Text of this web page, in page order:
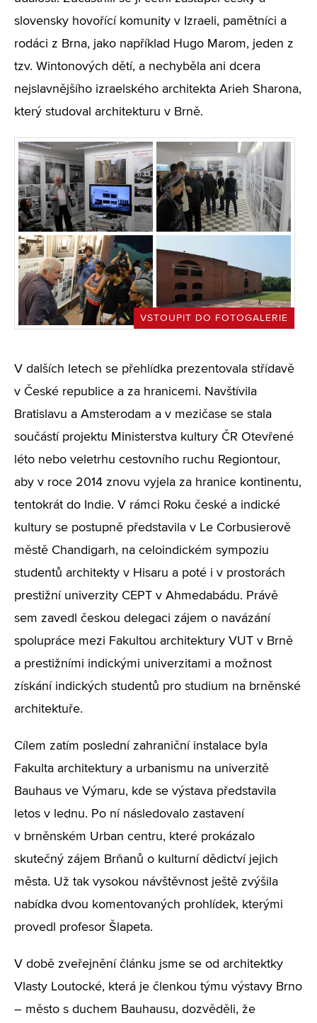
slovensky hovořící komunity v Izraeli, pamětníci a
rodáci z Brna, jako například Hugo Marom, jeden z
tzv. Wintonových dětí, a nechyběla ani dcera
nejslavnějšího izraelského architekta Arieh Sharona,
který studoval architekturu v Brně.
VSTOUPIT DO FOTOGALERIE
V dalších letech se přehlídka prezentovala střídavě
v České republice a za hranicemi. Navštívila
Bratislavu a Amsterodam a v mezičase se stala
součástí projektu Ministerstva kultury ČR Otevřené
léto nebo veletrhu cestovního ruchu Regiontour,
aby v roce 2014 znovu vyjela za hranice kontinentu,
tentokrát do Indie. V rámci Roku české a indické
kultury se postupně představila v Le Corbusierově
městě Chandigarh, na celoindickém sympoziu
studentů architekty v Hisaru a poté i v prostorách
prestižní univerzity CEPT v Ahmedabádu. Právě
sem zavedl českou delegaci zájem o navázání
spolupráce mezi Fakultou architektury VUT v Brně
a prestižními indickými univerzitami a možnost
získání indických studentů pro studium na brněnské
architektuře.
Cílem zatím poslední zahraniční instalace byla
Fakulta architektury a urbanismu na univerzitě
Bauhaus ve Výmaru, kde se výstava představila
letos v lednu. Po ní následovalo zastavení
v brněnském Urban centru, které prokázalo
skutečný zájem Brňanů o kulturní dědictví jejich
města. Už tak vysokou návštěvnost ještě zvýšila
nabídka dvou komentovaných prohlídek, kterými
provedl profesor Šlapeta.
V době zveřejnění článku jsme se od architektky
Vlasty Loutocké, která je členkou týmu výstavy Brno
– město s duchem Bauhausu, dozvěděli, že